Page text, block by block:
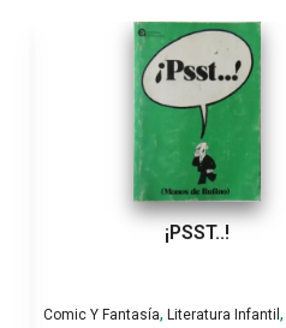
¡PSST..!
Comic Y Fantasía, Literatura Infantil ,